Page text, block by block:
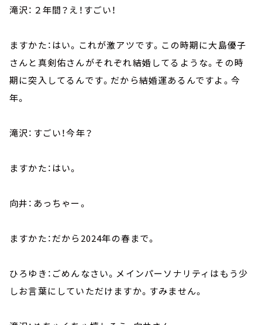
滝沢：２年間？え！すごい！
ますかた：はい。これが激アツです。この時期に大島優子
さんと真剣佑さんがそれぞれ結婚してるような。その時
期に突入してるんです。だから結婚運あるんですよ。今
年。
滝沢：すごい！今年？
ますかた：はい。
向井：あっちゃー。
ますかた：だから2024年の春まで。
ひろゆき：ごめんなさい。メインパーソナリティはもう少
しお言葉にしていただけますか。すみません。